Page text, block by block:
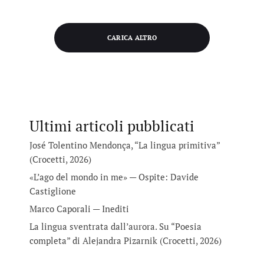
CARICA ALTRO
Ultimi articoli pubblicati
José Tolentino Mendonça, “La lingua primitiva”
(Crocetti, 2026)
«L’ago del mondo in me» — Ospite: Davide
Castiglione
Marco Caporali — Inediti
La lingua sventrata dall’aurora. Su “Poesia
completa” di Alejandra Pizarnik (Crocetti, 2026)